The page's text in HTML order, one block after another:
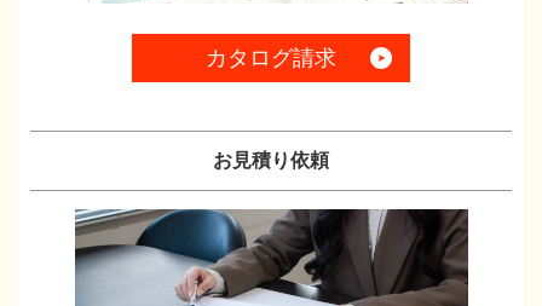
カタログ請求
お見積り依頼